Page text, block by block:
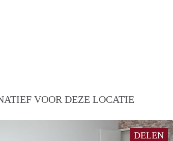
VOOR DEZE LOCATIE
DELEN